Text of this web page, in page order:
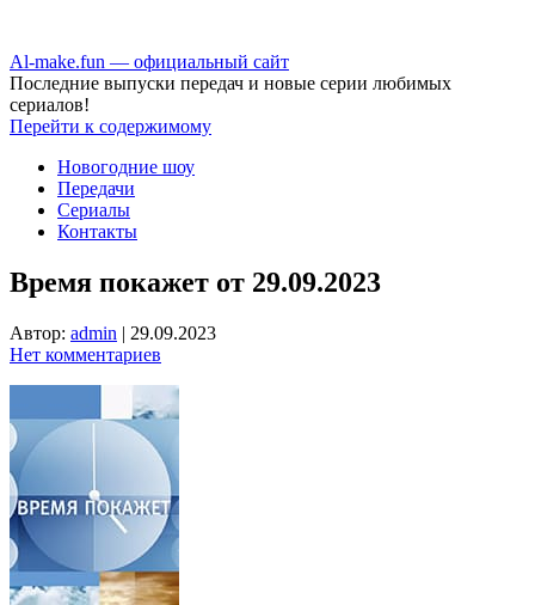
Аl-make.fun — официальный сайт
Последние выпуски передач и новые серии любимых
сериалов!
Перейти к содержимому
Новогодние шоу
Передачи
Сериалы
Контакты
Время покажет от 29.09.2023
Автор: admin | 29.09.2023
Нет комментариев